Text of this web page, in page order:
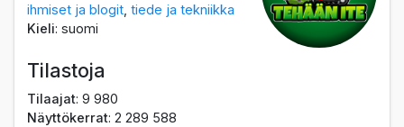
ihmiset ja blogit ,tiede ja tekniikka
Kieli: suomi
Tilastoja
Tilaajat: 9 980
Näyttökerrat: 2 289 588